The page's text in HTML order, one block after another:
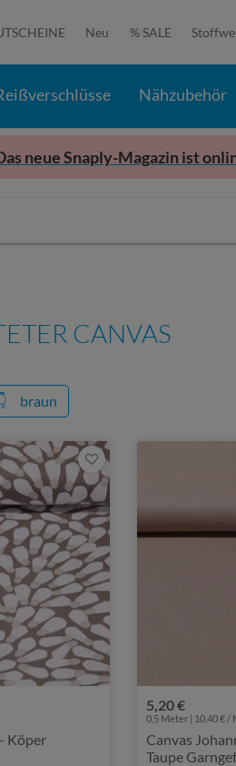
Neu % SALE
Nähzubehör
neue Snaply-Magazin ist
CANVAS
braun
Köper
5,20 €
0,5 Meter | 10,40 € /
Canvas
Taupe